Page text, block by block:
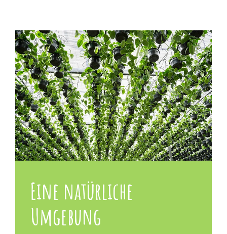
Eine natürliche
Umgebung